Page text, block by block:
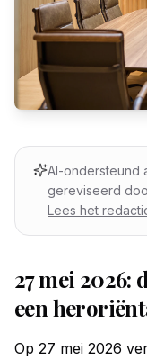
AI-ondersteund
gereviseerd
Lees het
27 mei
een
Op 27 mei 2026